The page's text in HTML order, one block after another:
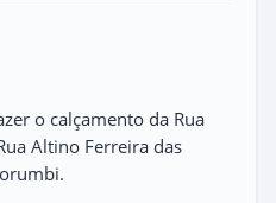
o calçamento da Rua
Altino Ferreira das